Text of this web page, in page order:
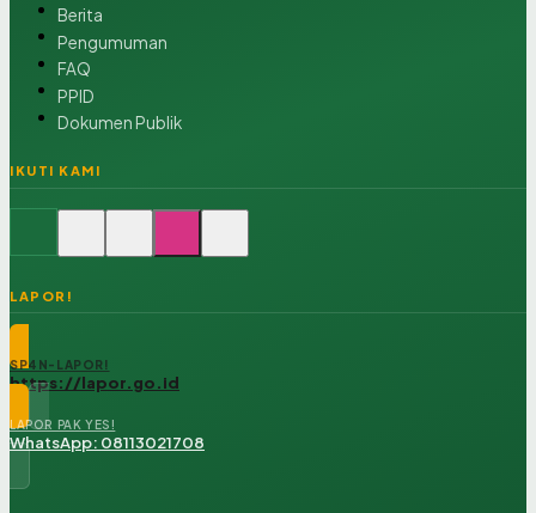
Berita
Pengumuman
FAQ
PPID
Dokumen Publik
IKUTI KAMI
LAPOR!
SP4N-LAPOR!
https://lapor.go.id
LAPOR PAK YES!
WhatsApp: 08113021708